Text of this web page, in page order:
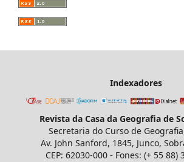
Indexadores
Revista da Casa da Geografia de
Secretaria do Curso de
Av. John Sanford, 1845, Junco,
CEP: 62030-000 - Fones: (+ 55 88)